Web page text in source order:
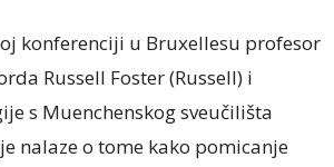
konferenciji u Bruxellesu profesor
Russell Foster (Russell) i
s Muenchenskog sveučilišta
nalaze o tome kako pomicanje